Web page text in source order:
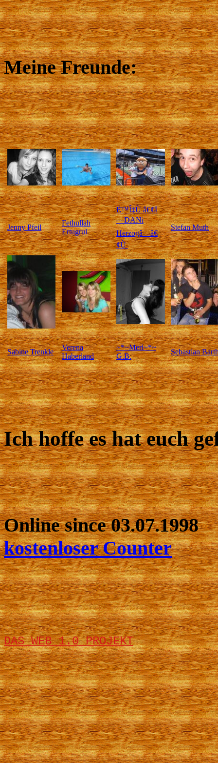
Meine Freunde:
Jenny Pfeil
Fethullah
Ertugrul
Ë™Î‡Ù â€¢â
—DANi
Herzogâ—â€
¢Ù
Stefan Muth
Sabine Trenkle
Verena
Haberland
~*~Merl~*~
G.B.
Sebastian
Ich hoffe es hat euch
Online since 03.07.1998
kostenloser Counter
DAS WEB 1.0 PROJEKT